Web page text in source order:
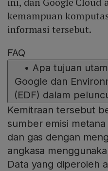
kemampuan
informasi tersebut.
FAQ
• Apa tujuan
Google dan
(EDF) dalam
Kemitraan tersebut
sumber emisi
dan gas dengan
angkasa
Data yang diperoleh